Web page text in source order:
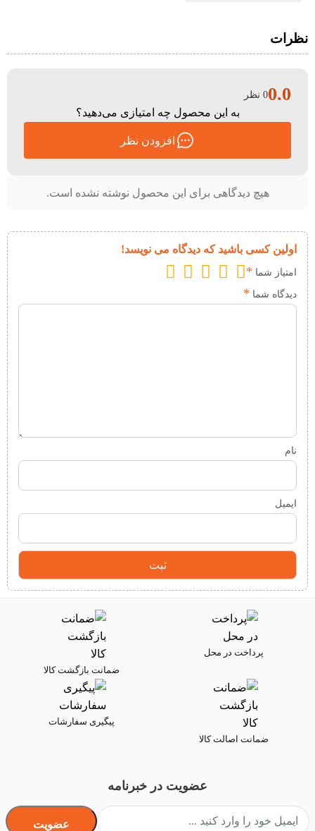
نظرات
هیچ دیدگاهی برای این محصول نوشته نشده است.
اولین کسی باشید که دیدگاه می نویسد!
امتیاز شما *
دیدگاه شما *
نام
ایمیل
0.00 نظر
به این محصول چه امتیازی می‌دهید؟
افزودن نظر
پرداخت در محل
ضمانت بازگشت کالا
ضمانت اصالت کالا
پیگیری سفارشات
عضویت در خبرنامه
عضویت